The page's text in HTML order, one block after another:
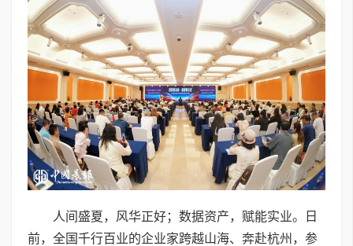
人间盛夏，风华正好；数据资产，赋能实业。日
前，全国千行百业的企业家跨越山海、奔赴杭州，参